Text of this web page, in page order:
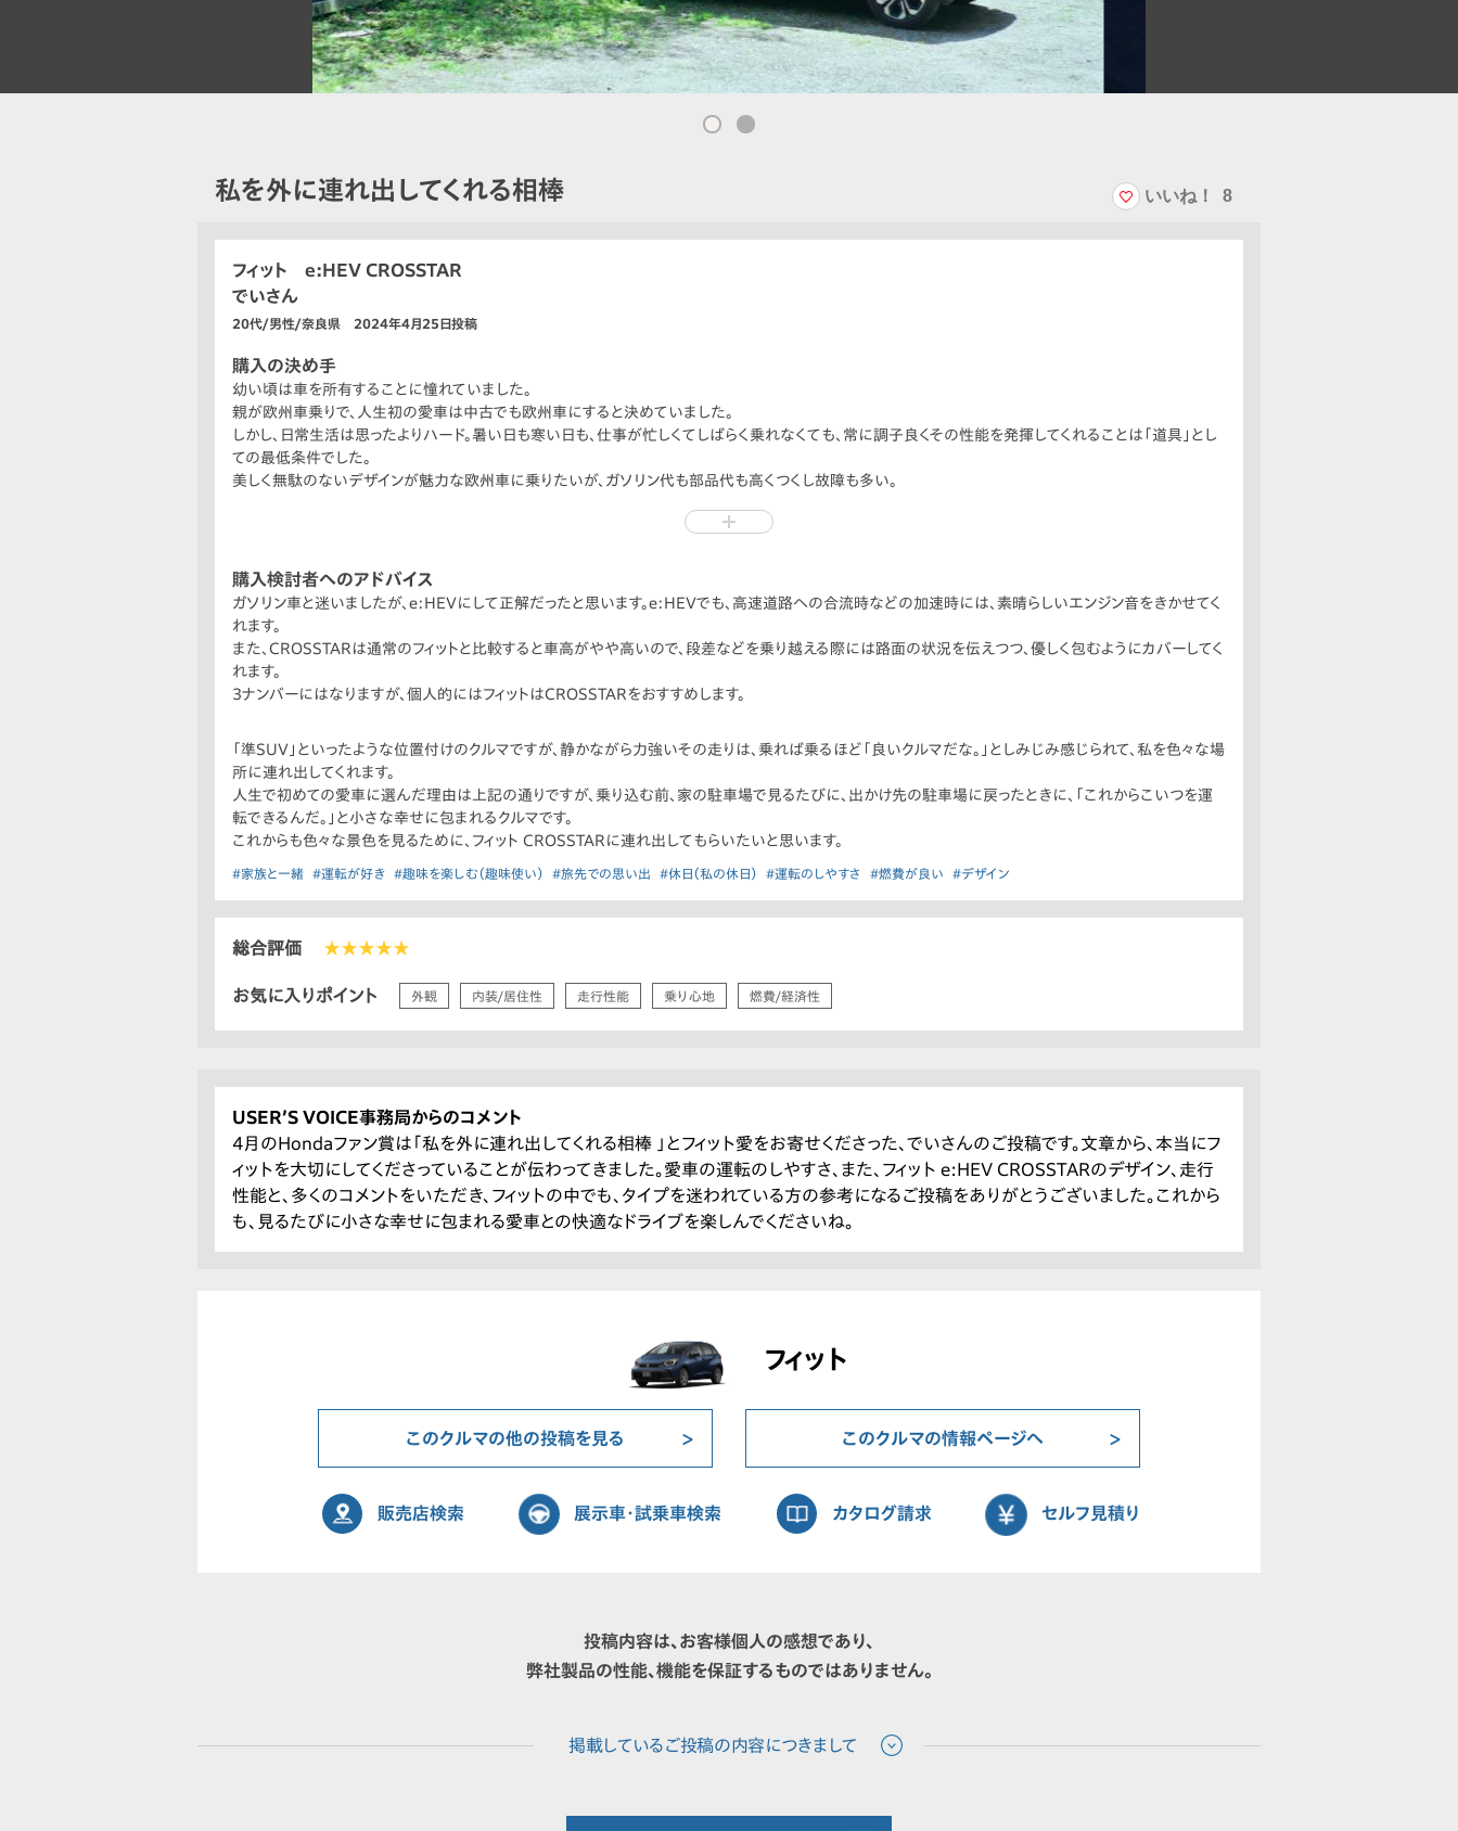
私を外に連れ出してくれる相棒 いいね！ 8
フィット e:HEV CROSSTAR
でいさん
20代/男性/奈良県 2024年4月25日投稿
購入の決め手
幼い頃は車を所有することに憧れていました。
親が欧州車乗りで、人生初の愛車は中古でも欧州車にすると決めていました。
しかし、日常生活は思ったよりハード。暑い日も寒い日も、仕事が忙しくてしばらく乗れなくても、常に調子良くその性能を発揮してくれることは「道具」とし
ての最低条件でした。
美しく無駄のないデザインが魅力な欧州車に乗りたいが、ガソリン代も部品代も高くつくし故障も多い。
考えを知り、「憧れと比較する選択肢の一つ」から少しずつ「所有したい」に変わっていきました。
が広く運転がしやすいなど、調べるほどに引き込まれて行く不思議な魅力があり、相棒になる前から楽しめたクルマです。
購入検討者へのアドバイス
ガソリン車と迷いましたが、e:HEVにして正解だったと思います。e:HEVでも、高速道路への合流時などの加速時には、素晴らしいエンジン音をきかせてく
れます。
また、CROSSTARは通常のフィットと比較すると車高がやや高いので、段差などを乗り越える際には路面の状況を伝えつつ、優しく包むようにカバーしてく
れます。
3ナンバーにはなりますが、個人的にはフィットはCROSSTARをおすすめします。
「準SUV」といったような位置付けのクルマですが、静かながら力強いその走りは、乗れば乗るほど「良いクルマだな。」としみじみ感じられて、私を色々な場
所に連れ出してくれます。
人生で初めての愛車に選んだ理由は上記の通りですが、乗り込む前、家の駐車場で見るたびに、出かけ先の駐車場に戻ったときに、「これからこいつを運
転できるんだ。」と小さな幸せに包まれるクルマです。
これからも色々な景色を見るために、フィット CROSSTARに連れ出してもらいたいと思います。
#家族と一緒 #運転が好き #趣味を楽しむ（趣味使い） #旅先での思い出 #休日（私の休日） #運転のしやすさ #燃費が良い #デザイン
総合評価 ★★★★★
お気に入りポイント 外観 内装/居住性 走行性能 乗り心地 燃費/経済性
USER’S VOICE事務局からのコメント
4月のHondaファン賞は「私を外に連れ出してくれる相棒 」とフィット愛をお寄せくださった、でいさんのご投稿です。文章から、本当にフ
ィットを大切にしてくださっていることが伝わってきました。愛車の運転のしやすさ、また、フィット e:HEV CROSSTARのデザイン、走行
性能と、多くのコメントをいただき、フィットの中でも、タイプを迷われている方の参考になるご投稿をありがとうございました。これから
も、見るたびに小さな幸せに包まれる愛車との快適なドライブを楽しんでくださいね。
フィット
このクルマの他の投稿を見る このクルマの情報ページへ
販売店検索 展示車・試乗車検索 カタログ請求 セルフ見積り
投稿内容は、お客様個人の感想であり、
弊社製品の性能、機能を保証するものではありません。